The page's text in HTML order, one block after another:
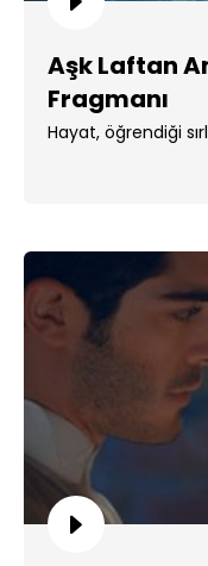
Aşk Laftan
Fragmanı
Hayat, öğrendiği